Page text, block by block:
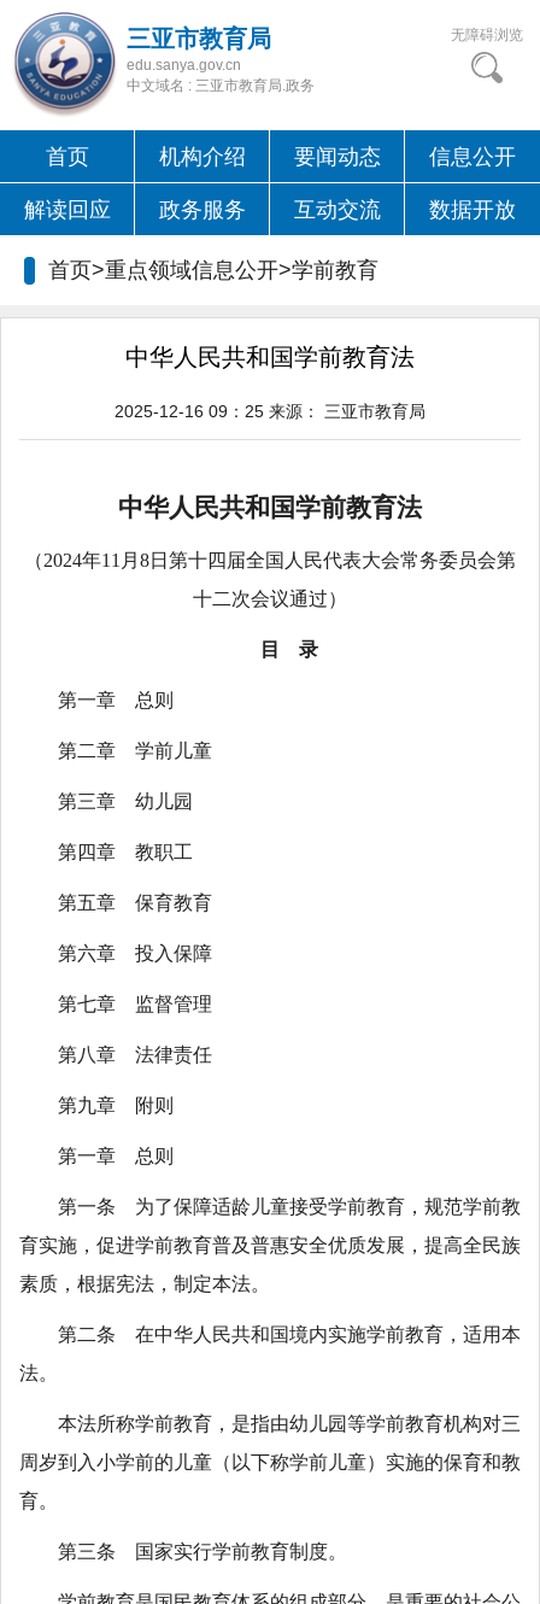
三亚市教育局
edu.sanya.gov.cn
中文域名 : 三亚市教育局.政务
无障碍浏览
首页 机构介绍 要闻动态 信息公开
解读回应 政务服务 互动交流 数据开放
首页>重点领域信息公开>学前教育
中华人民共和国学前教育法
2025-12-16 09：25 来源： 三亚市教育局
中华人民共和国学前教育法
（2024年11月8日第十四届全国人民代表大会常务委员会第
十二次会议通过）
目 录
第一章 总则
第二章 学前儿童
第三章 幼儿园
第四章 教职工
第五章 保育教育
第六章 投入保障
第七章 监督管理
第八章 法律责任
第九章 附则
第一章 总则
第一条 为了保障适龄儿童接受学前教育，规范学前教
育实施，促进学前教育普及普惠安全优质发展，提高全民族
素质，根据宪法，制定本法。
第二条 在中华人民共和国境内实施学前教育，适用本
法。
本法所称学前教育，是指由幼儿园等学前教育机构对三
周岁到入小学前的儿童（以下称学前儿童）实施的保育和教
育。
第三条 国家实行学前教育制度。